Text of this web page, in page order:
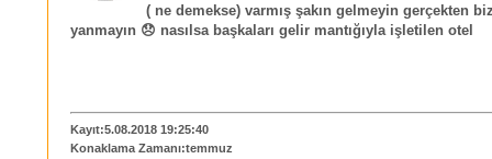
( ne demekse) varmış şakın gelmeyin gerçekten
yanmayın 😞 nasılsa başkaları gelir mantığıyla işletilen otel
Kayıt:5.08.2018 19:25:40
Konaklama Zamanı:temmuz